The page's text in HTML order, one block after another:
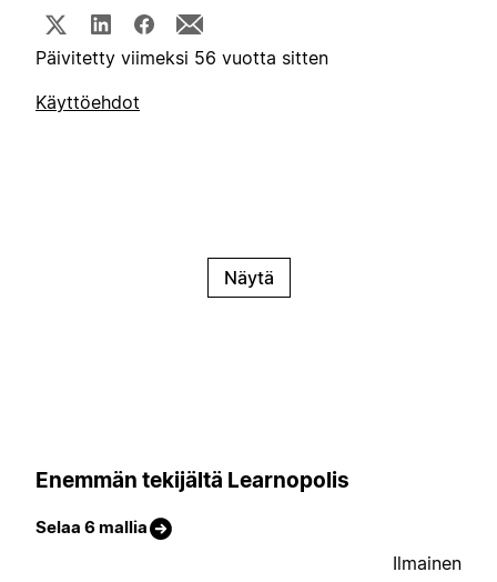
Päivitetty viimeksi 56 vuotta sitten
Käyttöehdot
Näytä
Enemmän tekijältä Learnopolis
Selaa 6 mallia
Ilmainen